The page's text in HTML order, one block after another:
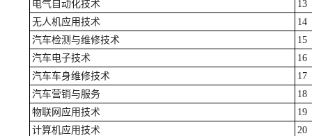
电气自动化技术
13
无人机应用技术
14
汽车检测与维修技术
15
汽车电子技术
16
汽车车身维修技术
17
汽车营销与服务
18
物联网应用技术
19
计算机应用技术
20